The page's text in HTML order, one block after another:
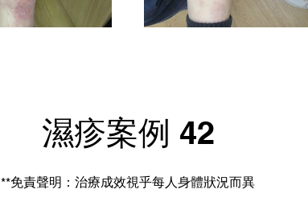
濕疹案例 42
**免責聲明：治療成效視乎每人身體狀況而異